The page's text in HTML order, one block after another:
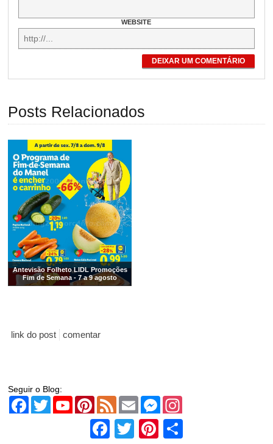
WEBSITE
DEIXAR UM COMENTÁRIO
Posts Relacionados
Antevisão Folheto LIDL Promoções
Fim de Semana - 7 a 9 agosto
link do post comentar
Seguir o Blog:
Facebook
TwitterYouTubePinterest
Feed Email Messenger
Facebook Twitter Pinterest